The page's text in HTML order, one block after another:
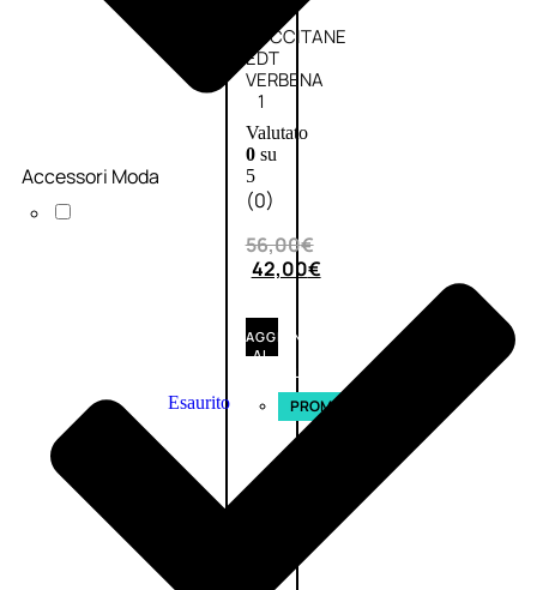
L’OCCITANE
EDT
VERBENA
1
Valutato
0su
5
(0)
56,00€
42,00€
AGGIUNGI
AL
CARRELLO
Esaurito PROMO
Accessori Moda